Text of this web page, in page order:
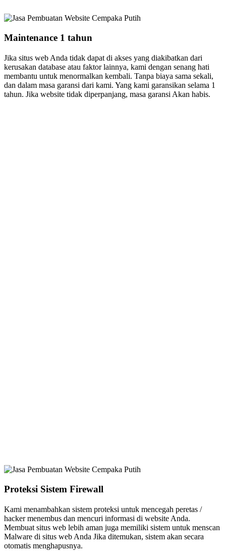
Maintenance 1 tahun
Jika situs web Anda tidak dapat di akses yang diakibatkan dari
kerusakan database atau faktor lainnya, kami dengan senang hati
membantu untuk menormalkan kembali. Tanpa biaya sama sekali,
dan dalam masa garansi dari kami. Yang kami garansikan selama 1
tahun. Jika website tidak diperpanjang, masa garansi Akan habis.
Proteksi Sistem Firewall
Kami menambahkan sistem proteksi untuk mencegah peretas /
hacker menembus dan mencuri informasi di website Anda.
Membuat situs web lebih aman juga memiliki sistem untuk menscan
Malware di situs web Anda Jika ditemukan, sistem akan secara
otomatis menghapusnya.